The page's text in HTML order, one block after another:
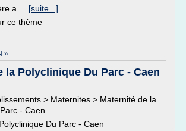
a... [suite...]
ce thème
»
la Polyclinique Du Parc - Caen
> Maternites > Maternité de la
- Caen
Du Parc - Caen